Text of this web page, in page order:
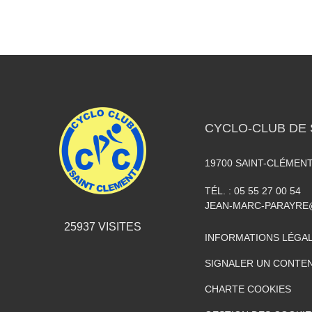
25937 VISITES
CYCLO-CLUB DE
19700 SAINT-
TÉL. : 05 55 27 00 54
JEAN-MARC-
INFORMATIONS
SIGNALER UN
CHARTE COOKIES